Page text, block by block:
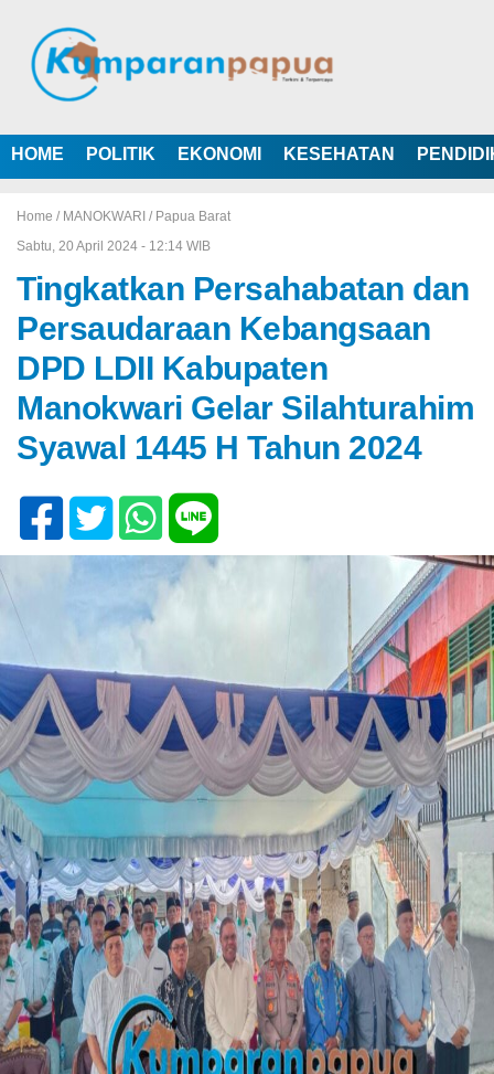
HOME POLITIK EKONOMI KESEHATAN
Home / MANOKWARI / Papua Barat
Sabtu, 20 April 2024 - 12:14 WIB
Tingkatkan Persahabatan dan
Persaudaraan Kebangsaan
DPD LDII Kabupaten
Manokwari Gelar Silahturahim
Syawal 1445 H Tahun 2024